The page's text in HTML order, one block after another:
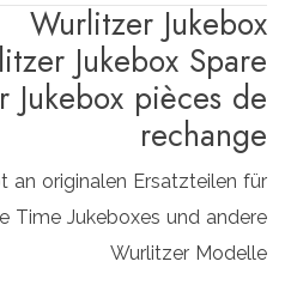
Wurlitzer Jukebox
Jukebox Spare
Jukebox pièces de
rechange
originalen Ersatzteilen für
Time Jukeboxes und andere
Wurlitzer Modelle